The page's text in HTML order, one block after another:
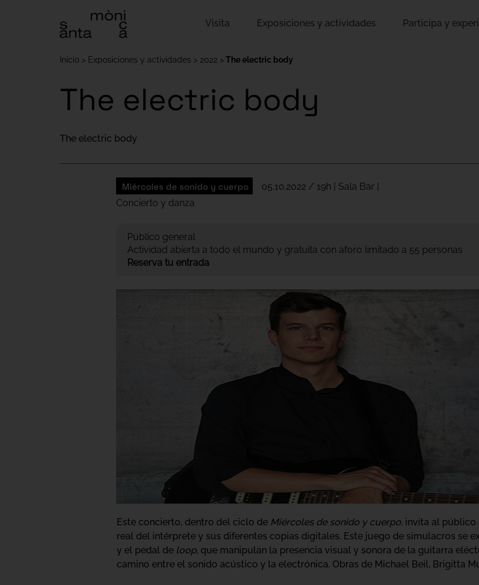
Visita Exposiciones y actividades Participa y
Inicio Exposiciones y actividades 2022 The electric body
The electric body
The electric body
Miércoles de sonido y cuerpo
05.10.2022 / 19h | Sala Bar |
Concierto y danza
Público general
Actividad abierta a todo el mundo y gratuita con aforo limitado a 55 personas
Reserva tu entrada
Este concierto, dentro del ciclo de Miércoles de sonido y cuerpo, invita al
real del intérprete y sus diferentes copias digitales. Este juego de simulacros se
y el pedal de loop, que manipulan la presencia visual y sonora de la guitarra
camino entre el sonido acústico y la electrónica. Obras de Michael Beil, Brigitta